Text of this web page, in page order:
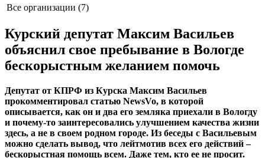
Все организации (7)
Курский депутат Максим Васильев
объяснил свое пребывание в Вологде
бескорыстным желанием помочь
Депутат от КПРФ из Курска Максим Васильев
прокомментировал статью NewsVo, в которой
описывается, как он и два его земляка приехали в Вологду
и почему-то заинтересовались улучшением качества жизни
здесь, а не в своем родном городе. Из беседы с Васильевым
можно сделать вывод, что лейтмотив всех его действий –
бескорыстная помощь всем. Даже тем, кто ее не просит.